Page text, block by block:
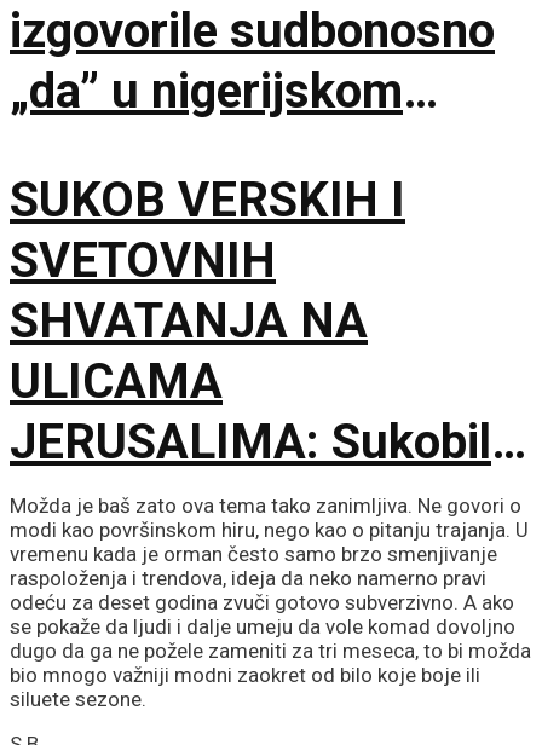
izgovorile sudbonosno
„da” u nigerijskom
SUKOB VERSKIH I
SVETOVNIH
SHVATANJA NA
ULICAMA
JERUSALIMA: Sukobili
se ultraortodoksni
demonstranti, građani i
policija zbog rada kafića
subotom
Možda je baš zato ova tema tako zanimljiva. Ne govori o
modi kao površinskom hiru, nego kao o pitanju trajanja. U
vremenu kada je orman često samo brzo smenjivanje
raspoloženja i trendova, ideja da neko namerno pravi
odeću za deset godina zvuči gotovo subverzivno. A ako
se pokaže da ljudi i dalje umeju da vole komad dovoljno
dugo da ga ne požele zameniti za tri meseca, to bi možda
bio mnogo važniji modni zaokret od bilo koje boje ili
siluete sezone.